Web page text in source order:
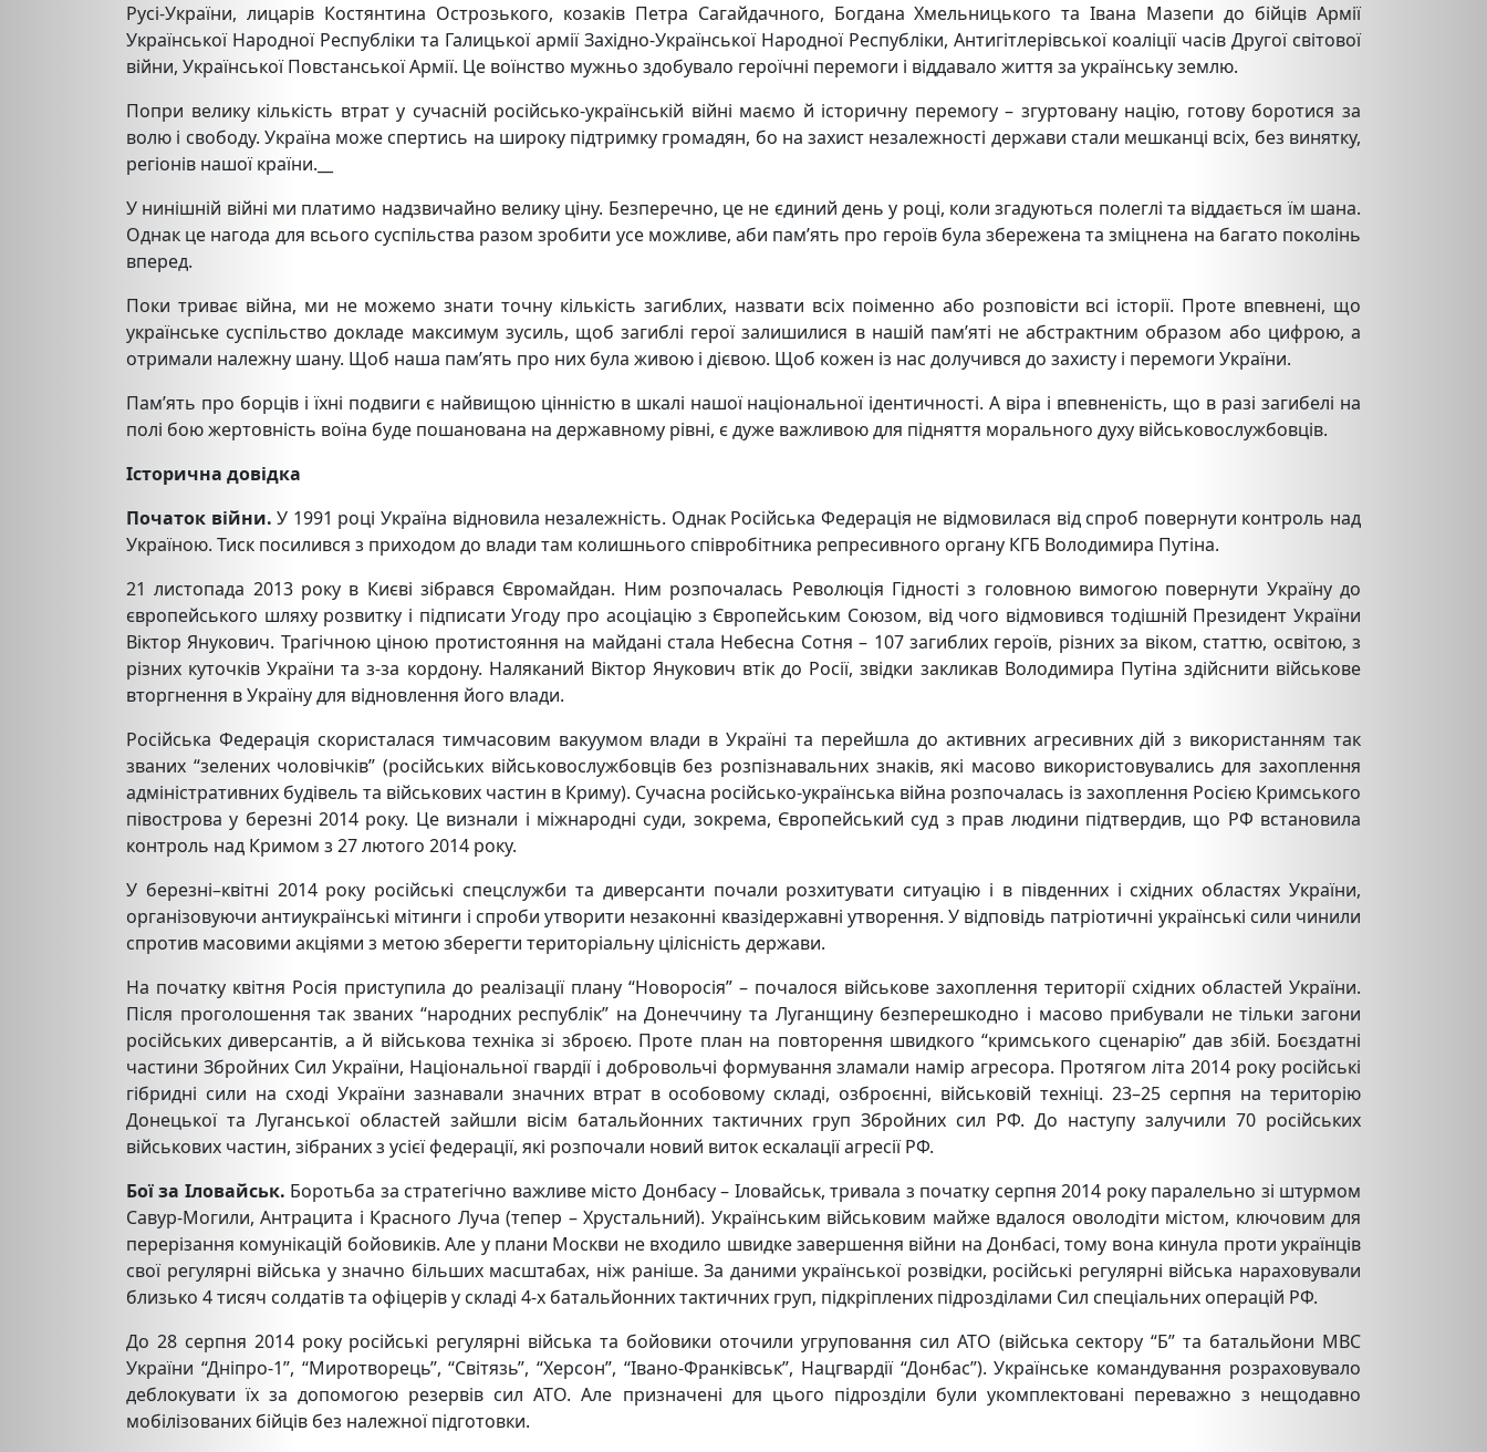
Русі-України, лицарів Костянтина Острозького, козаків Петра Сагайдачного, Богдана Хмельницького та Івана Мазепи до бійців Армії
Української Народної Республіки та Галицької армії Західно-Української Народної Республіки, Антигітлерівської коаліції часів Другої світової
війни, Української Повстанської Армії. Це воїнство мужньо здобувало героїчні перемоги і віддавало життя за українську землю.
Попри велику кількість втрат у сучасній російсько-українській війні маємо й історичну перемогу – згуртовану націю, готову боротися за
волю і свободу. Україна може спертись на широку підтримку громадян, бо на захист незалежності держави стали мешканці всіх, без винятку,
регіонів нашої країни.__
У нинішній війні ми платимо надзвичайно велику ціну. Безперечно, це не єдиний день у році, коли згадуються полеглі та віддається їм шана.
Однак це нагода для всього суспільства разом зробити усе можливе, аби пам’ять про героїв була збережена та зміцнена на багато поколінь
вперед.
Поки триває війна, ми не можемо знати точну кількість загиблих, назвати всіх поіменно або розповісти всі історії. Проте впевнені, що
українське суспільство докладе максимум зусиль, щоб загиблі герої залишилися в нашій пам’яті не абстрактним образом або цифрою, а
отримали належну шану. Щоб наша пам’ять про них була живою і дієвою. Щоб кожен із нас долучився до захисту і перемоги України.
Пам’ять про борців і їхні подвиги є найвищою цінністю в шкалі нашоїнаціональної ідентичності. А віра і впевненість, що в разі загибелі на
полі бою жертовність воїна буде пошанована на державному рівні, є дуже важливою для підняття морального духу військовослужбовців.
Історична довідка
Початок війни.У 1991 році Україна відновила незалежність. Однак Російська Федерація не відмовилася від спроб повернути контроль над
Україною. Тиск посилився з приходом до влади там колишнього співробітника репресивного органу КГБ Володимира Путіна.
21 листопада 2013 року в Києві зібрався Євромайдан. Ним розпочалась Революція Гідності з головною вимогою повернути Україну до
європейського шляху розвитку і підписати Угоду про асоціацію з Європейським Союзом, від чого відмовився тодішній Президент України
Віктор Янукович. Трагічною ціною протистояння на майдані стала Небесна Сотня – 107 загиблих героїв, різних за віком, статтю, освітою, з
різних куточків України та з-за кордону. Наляканий Віктор Янукович втік до Росії, звідки закликав Володимира Путіна здійснити військове
вторгнення в Україну для відновлення його влади.
Російська Федерація скористалася тимчасовим вакуумом влади в Україні та перейшла до активних агресивних дій з використанням так
званих “зелених чоловічків” (російських військовослужбовців без розпізнавальних знаків, які масово використовувались для захоплення
адміністративних будівель та військових частин в Криму). Сучасна російсько-українська війна розпочалась із захоплення Росією Кримського
півострова у березні 2014 року. Це визнали і міжнародні суди, зокрема, Європейський суд з прав людини підтвердив, що РФ встановила
контроль над Кримом з 27 лютого 2014 року.
У березні–квітні 2014 року російські спецслужби та диверсанти почали розхитувати ситуацію і в південних і східних областях України,
організовуючи антиукраїнські мітинги і спроби утворити незаконні квазідержавні утворення. У відповідь патріотичні українські сили чинили
спротив масовими акціями з метою зберегти територіальну цілісність держави.
На початку квітня Росія приступила до реалізації плану “Новоросія” – почалося військове захоплення території східних областей України.
Після проголошення так званих “народних республік” на Донеччину та Луганщину безперешкодно і масово прибували не тільки загони
російських диверсантів, а й військова техніка зі зброєю. Проте план на повторення швидкого “кримського сценарію” дав збій. Боєздатні
частини Збройних Сил України, Національної гвардії і добровольчі формування зламали намір агресора. Протягом літа 2014 року російські
гібридні сили на сході України зазнавали значних втрат в особовому складі, озброєнні, військовій техніці. 23–25 серпня на територію
Донецької та Луганської областей зайшли вісім батальйонних тактичних груп Збройних сил РФ. До наступу залучили 70 російських
військових частин, зібраних з усієї федерації, які розпочали новий виток ескалації агресії РФ.
Бої за Іловайськ. Боротьба за стратегічно важливе місто Донбасу – Іловайськ, тривала з початку серпня 2014 року паралельно зі штурмом
Савур-Могили, Антрацита і Красного Луча (тепер – Хрустальний). Українським військовим майже вдалося оволодіти містом, ключовим для
перерізання комунікацій бойовиків. Але у плани Москви не входило швидке завершення війни на Донбасі, тому вона кинула проти українців
свої регулярні війська у значно більших масштабах, ніж раніше. За даними української розвідки, російські регулярні війська нараховували
близько 4 тисяч солдатів та офіцерів у складі 4-х батальйонних тактичних груп, підкріплених підрозділами Сил спеціальних операцій РФ.
До 28 серпня 2014 року російські регулярні війська та бойовики оточили угруповання сил АТО (війська сектору “Б” та батальйони МВС
України “Дніпро-1”, “Миротворець”, “Світязь”, “Херсон”, “Івано-Франківськ”, Нацгвардії “Донбас”). Українське командування розраховувало
деблокувати їх за допомогою резервів сил АТО. Але призначені для цього підрозділи були укомплектовані переважно з нещодавно
мобілізованих бійців без належної підготовки.